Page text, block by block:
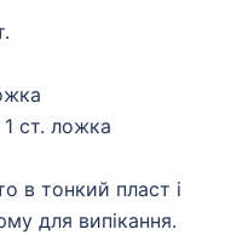
ст. ложка
в тонкий пласт і
для випікання.